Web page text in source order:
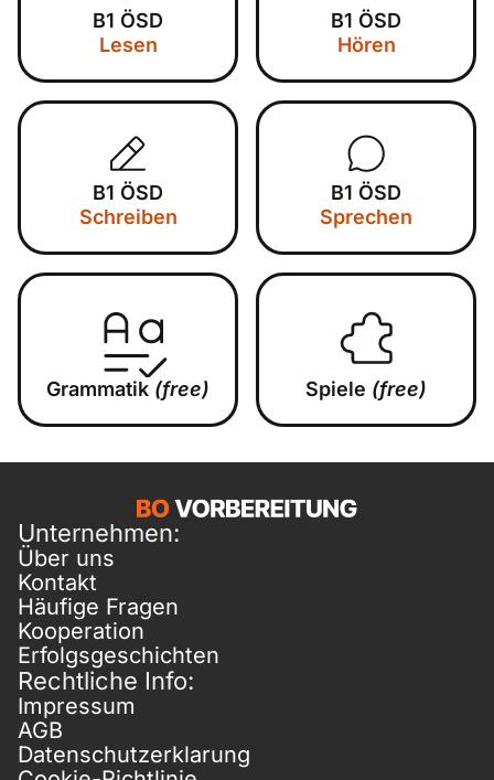
B1 ÖSD
Lesen
B1 ÖSD
Hören
B1 ÖSD
Schreiben
B1 ÖSD
Sprechen
Grammatik (free) Spiele (free)
Unternehmen:
Über uns
Kontakt
Häufige Fragen
Kooperation
Erfolgsgeschichten
Rechtliche Info:
Impressum
AGB
Datenschutzerklarung